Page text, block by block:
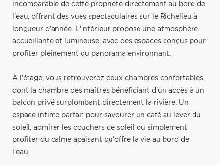
incomparable de cette propriété directement au bord de
l'eau, offrant des vues spectaculaires sur le Richelieu à
longueur d'année. L'intérieur propose une atmosphère
accueillante et lumineuse, avec des espaces conçus pour
profiter pleinement du panorama environnant.
À l'étage, vous retrouverez deux chambres confortables,
dont la chambre des maîtres bénéficiant d'un accès à un
balcon privé surplombant directement la rivière. Un
espace intime parfait pour savourer un café au lever du
soleil, admirer les couchers de soleil ou simplement
profiter du calme apaisant qu'offre la vie au bord de
l'eau.